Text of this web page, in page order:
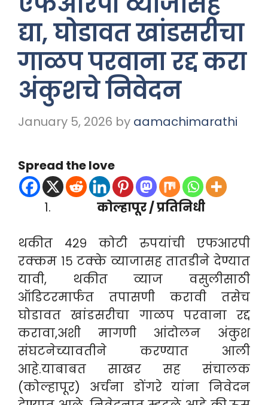
द्या, घोडावत खांडसरीचा
गाळप परवाना रद्द करा
अंकुशचे निवेदन
January 5, 2026 by aamachimarathi
Spread the love
कोल्हापूर / प्रतिनिधी
थकीत ४२९ कोटी रुपयांची एफआरपी
रक्कम १५ टक्के व्याजासह तातडीने देण्यात
यावी, थकीत व्याज वसुलीसाठी
ऑडिटरमार्फत तपासणी करावी तसेच
घोडावत खांडसरीचा गाळप परवाना रद्द
करावा,अशी मागणी आंदोलन अंकुश
संघटनेच्यावतीने करण्यात आली
आहे.याबाबत साखर सह संचालक
(कोल्हापूर) अर्चना डोंगरे यांना निवेदन